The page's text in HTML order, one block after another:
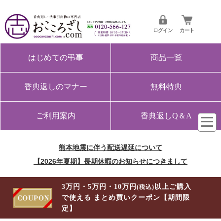
ログイン カート
はじめての弔事 商品一覧
香典返しのマナー 無料特典
ご利用案内 香典返しQ＆A
熊本地震に伴う配送遅延について
【2026年夏期】長期休暇のお知らせにつきまして
3万円・5万円・10万円(税込) 以上ご購入
で使える まとめ買いクーポン【期間限
定】